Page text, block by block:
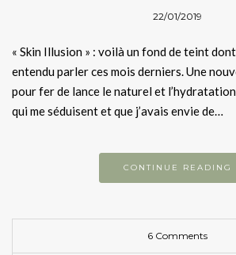
22/01/2019
« Skin Illusion » : voilà un fond de teint
entendu parler ces mois derniers. Une
pour fer de lance le naturel et
qui me séduisent et que j’avais envie de…
CONTINUE READING
6 Comments